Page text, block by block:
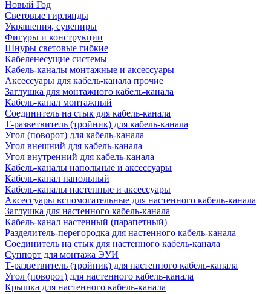
Новый Год
Световые гирлянды
Украшения, сувениры
Фигуры и конструкции
Шнуры световые гибкие
Кабеленесущие системы
Кабель-каналы монтажные и аксессуары
Аксессуары для кабель-канала прочие
Заглушка для монтажного кабель-канала
Кабель-канал монтажный
Соединитель на стык для кабель-канала
Т-разветвитель (тройник) для кабель-канала
Угол (поворот) для кабель-канала
Угол внешний для кабель-канала
Угол внутренний для кабель-канала
Кабель-каналы напольные и аксессуары
Кабель-канал напольный
Кабель-каналы настенные и аксессуары
Аксессуары вспомогательные для настенного кабель-канала
Заглушка для настенного кабель-канала
Кабель-канал настенный (парапетный)
Разделитель-перегородка для настенного кабель-канала
Соединитель на стык для настенного кабель-канала
Суппорт для монтажа ЭУИ
Т-разветвитель (тройник) для настенного кабель-канала
Угол (поворот) для настенного кабель-канала
Крышка для настенного кабель-канала